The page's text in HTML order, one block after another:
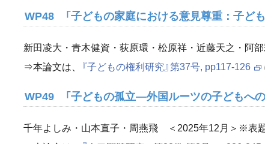
WP48 「子どもの家庭における意見尊重：子ど
新田凌大・青木健資・荻原環・松原祥・近藤天之・阿
⇒本論文は、
『子どもの権利研究』第37号, pp117-126
WP49 「子どもの孤立―外国ルーツの子どもへ
千年よしみ・山本直子・周燕飛 ＜2025年12月＞※表題